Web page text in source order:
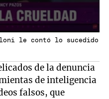
le contó lo sucedido
de la denuncia
de inteligencia
falsos, que